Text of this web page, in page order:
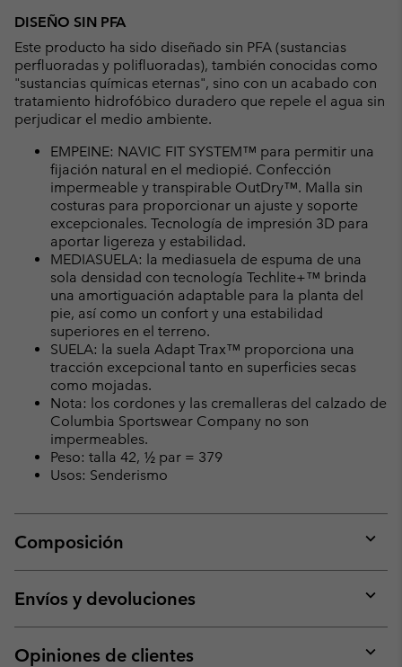
DISEÑO SIN PFA
Este producto ha sido diseñado sin PFA (sustancias
perfluoradas y polifluoradas), también conocidas como
"sustancias químicas eternas", sino con un acabado con
tratamiento hidrofóbico duradero que repele el agua sin
perjudicar el medio ambiente.
EMPEINE: NAVIC FIT SYSTEM™ para permitir una
fijación natural en el mediopié. Confección
impermeable y transpirable OutDry™. Malla sin
costuras para proporcionar un ajuste y soporte
excepcionales. Tecnología de impresión 3D para
aportar ligereza y estabilidad.
MEDIASUELA: la mediasuela de espuma de una
sola densidad con tecnología Techlite+™ brinda
una amortiguación adaptable para la planta del
pie, así como un confort y una estabilidad
superiores en el terreno.
SUELA: la suela Adapt Trax™ proporciona una
tracción excepcional tanto en superficies secas
como mojadas.
Nota: los cordones y las cremalleras del calzado de
Columbia Sportswear Company no son
impermeables.
Peso: talla 42, ½ par = 379
Usos: Senderismo
Composición
or
Envíos y devoluciones
or
Opiniones de clientes